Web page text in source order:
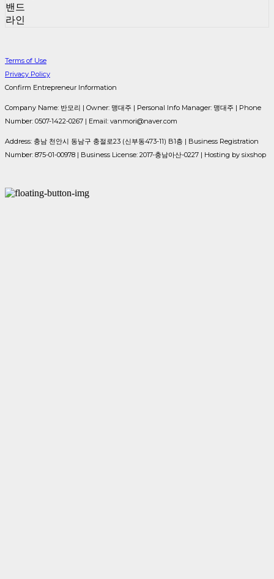
밴드
라인
Terms of Use
Privacy Policy
Confirm Entrepreneur Information
Company Name: 반모리 | Owner: 맹대주 | Personal Info Manager: 맹대주 | Phone
Number: 0507-1422-0267 | Email: vanmori@naver.com
Address: 충남 천안시 동남구 충절로23 (신부동473-11) B1층 | Business Registration
Number: 875-01-00978 | Business License: 2017-충남아산-0227 | Hosting by sixshop